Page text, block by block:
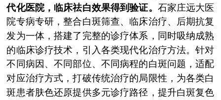
代化医院，临床祛白效果得到验证。 石家庄远大医
院专病专研，整合白斑筛查、临床治疗、后期抗复
发为一体，搭建了完整的诊疗体系，同时吸纳成熟
的临床诊疗技术，引入各类现代化治疗方法。针对
不同病因、不同部位、不同病程的白斑问题，适配
对应治疗方式，打破传统治疗的局限性，为各类白
斑患者肤色还原提供多元诊疗路径，提升白斑复色